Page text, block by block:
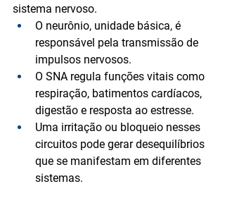
sistema nervoso.
O neurônio, unidade básica, é
responsável pela transmissão de
impulsos nervosos.
O SNA regula funções vitais como
respiração, batimentos cardíacos,
digestão e resposta ao estresse.
Uma irritação ou bloqueio nesses
circuitos pode gerar desequilíbrios
que se manifestam em diferentes
sistemas.